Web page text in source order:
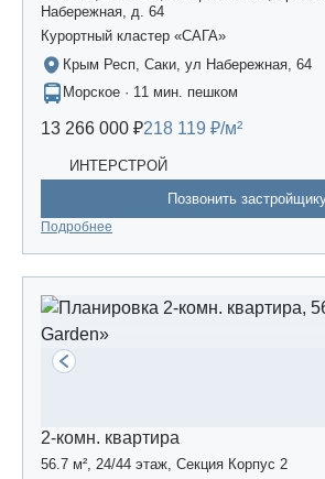
Набережная, д. 64
Курортный кластер «САГА»
Крым Респ, Саки, ул Набережная, 64
Морское · 11 мин. пешком
13 266 000 ₽218 119 ₽/м²
ИНТЕРСТРОЙ
Позвонить
Подробнее
2-комн. квартира
56.7 м², 24/44 этаж, Секция Корпус 2